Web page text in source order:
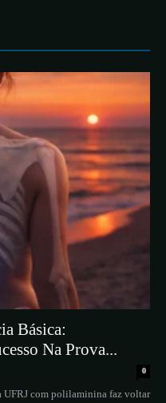
Básica:
Na Prova...
0
UFRJ com polilaminina faz voltar